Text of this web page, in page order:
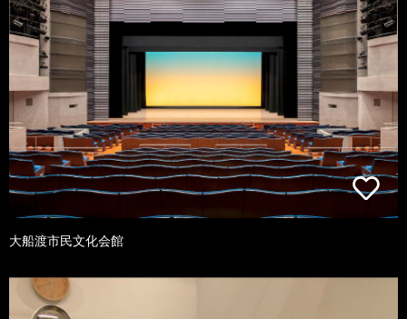
大船渡市民文化会館